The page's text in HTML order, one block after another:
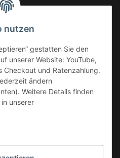
nutzen
gestatten Sie den
unserer Website: YouTube,
Checkout und Ratenzahlung.
ändern
Weitere Details finden
unserer